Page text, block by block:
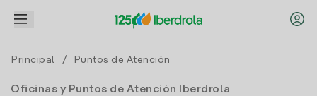
Principal / Puntos de Atención
Oficinas y Puntos de Atención Iberdrola